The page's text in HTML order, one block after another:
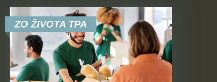
ZO ŽIVOTA TPA